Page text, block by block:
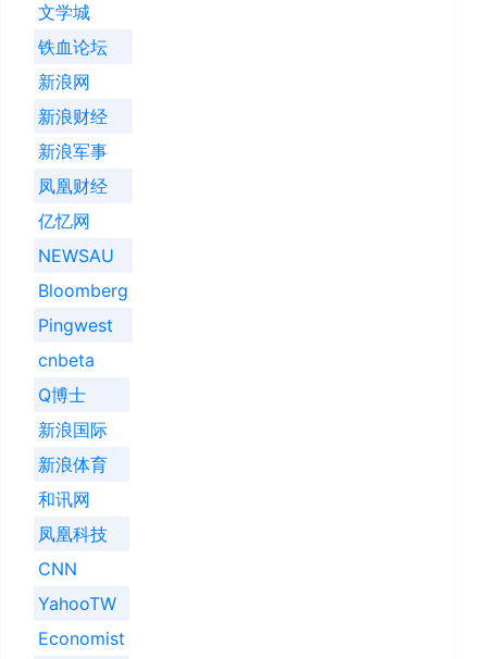
文学城
铁血论坛
新浪网
新浪财经
新浪军事
凤凰财经
亿忆网
NEWSAU
Bloomberg
Pingwest
cnbeta
Q博士
新浪国际
新浪体育
和讯网
凤凰科技
CNN
YahooTW
Economist